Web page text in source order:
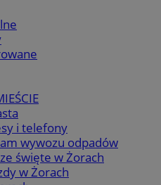
i telefony
wywozu odpadów
święte w Żorach
w Żorach